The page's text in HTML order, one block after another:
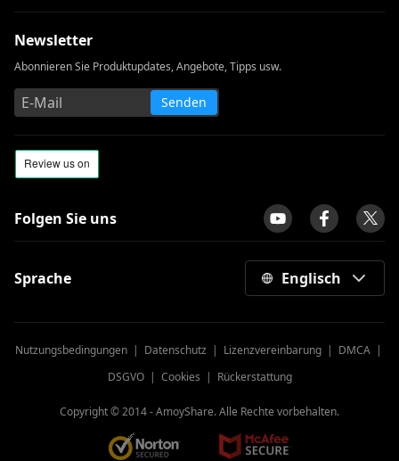
Newsletter
Abonnieren Sie Produktupdates, Angebote, Tipps usw.
Senden
Folgen Sie uns
Sprache Englisch
Nutzungsbedingungen| Datenschutz | Lizenzvereinbarung| DMCA|
DSGVO| Cookies | Rückerstattung
Copyright © 2014 -AmoyShare. Alle Rechte vorbehalten.